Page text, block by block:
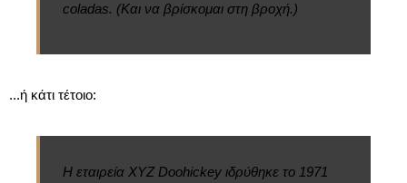
coladas. (Και να βρίσκομαι στη βροχή.)
...ή κάτι τέτοιο:
Η εταιρεία XYZ Doohickey ιδρύθηκε το 1971